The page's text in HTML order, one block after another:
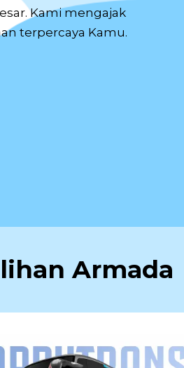
Kami mengajak
terpercaya Kamu.
Armada